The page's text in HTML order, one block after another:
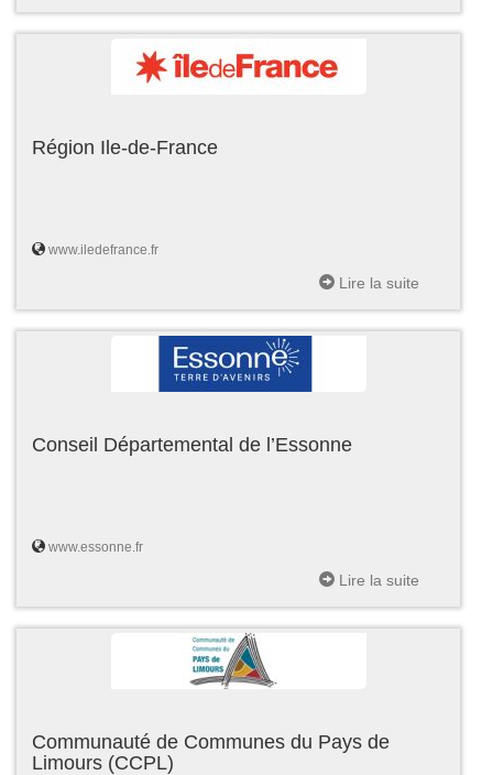
Région Ile-de-France
www.iledefrance.fr
Lire la suite
Conseil Départemental de l’Essonne
www.essonne.fr
Lire la suite
Communauté de Communes du Pays de
Limours (CCPL)